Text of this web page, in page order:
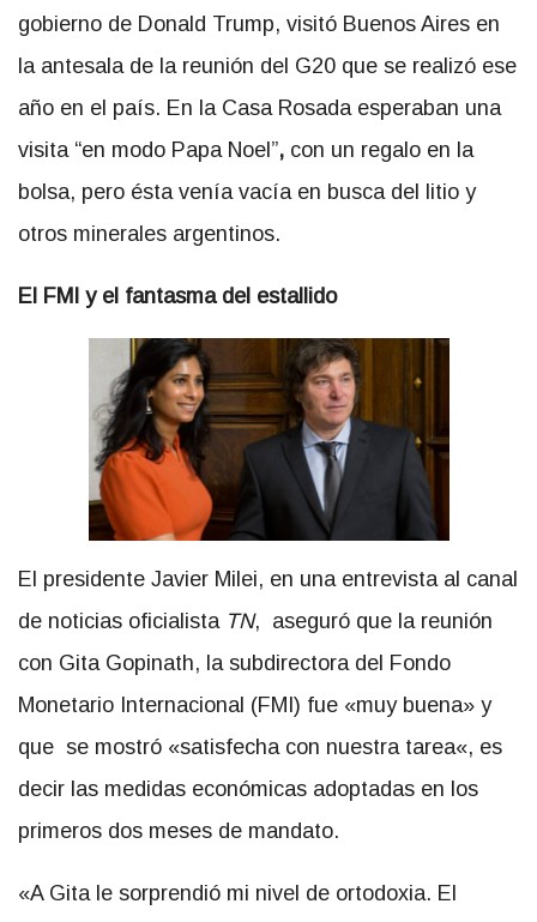
gobierno de Donald Trump, visitó Buenos Aires en
la antesala de la reunión del G20 que se realizó ese
año en el país. En la Casa Rosada esperaban una
visita “en modo Papa Noel”, con un regalo en la
bolsa, pero ésta venía vacía en busca del litio y
otros minerales argentinos.
El FMI y el fantasma del estallido
El presidente Javier Milei, en una entrevista al canal
de noticias oficialista TN, aseguró que la reunión
con Gita Gopinath, la subdirectora del Fondo
Monetario Internacional (FMI) fue «muy buena» y
que se mostró «satisfecha con nuestra tarea«, es
decir las medidas económicas adoptadas en los
primeros dos meses de mandato.
«A Gita le sorprendió mi nivel de ortodoxia. El